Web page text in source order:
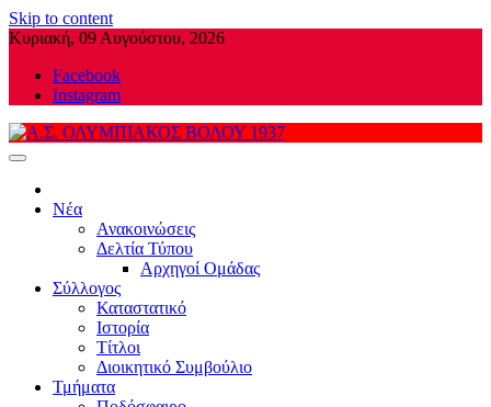
Skip to content
Κυριακή, 09 Αυγούστου, 2026
Facebook
Instagram
Νέα
Ανακοινώσεις
Δελτία Τύπου
Αρχηγοί Ομάδας
Σύλλογος
Καταστατικό
Ιστορία
Τίτλοι
Διοικητικό Συμβούλιο
Τμήματα